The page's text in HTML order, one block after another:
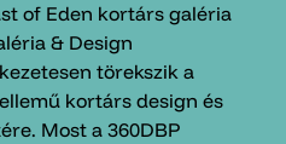
of Eden kortárs galéria
& Design
törekszik a
kortárs design és
Most a 360DBP